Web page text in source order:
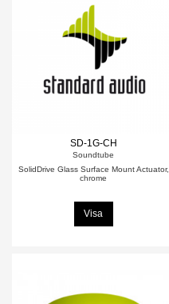
SD-1G-CH
Soundtube
SolidDrive Glass Surface Mount Actuator,
chrome
Visa